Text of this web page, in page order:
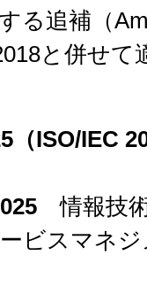
る追補（
と併せ
（ISO/IEC
情報技
ビスマネ